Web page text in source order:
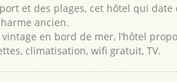
et des plages, cet hôtel qui date
ancien.
en bord de mer, l’hôtel
climatisation, wifi gratuit, TV.